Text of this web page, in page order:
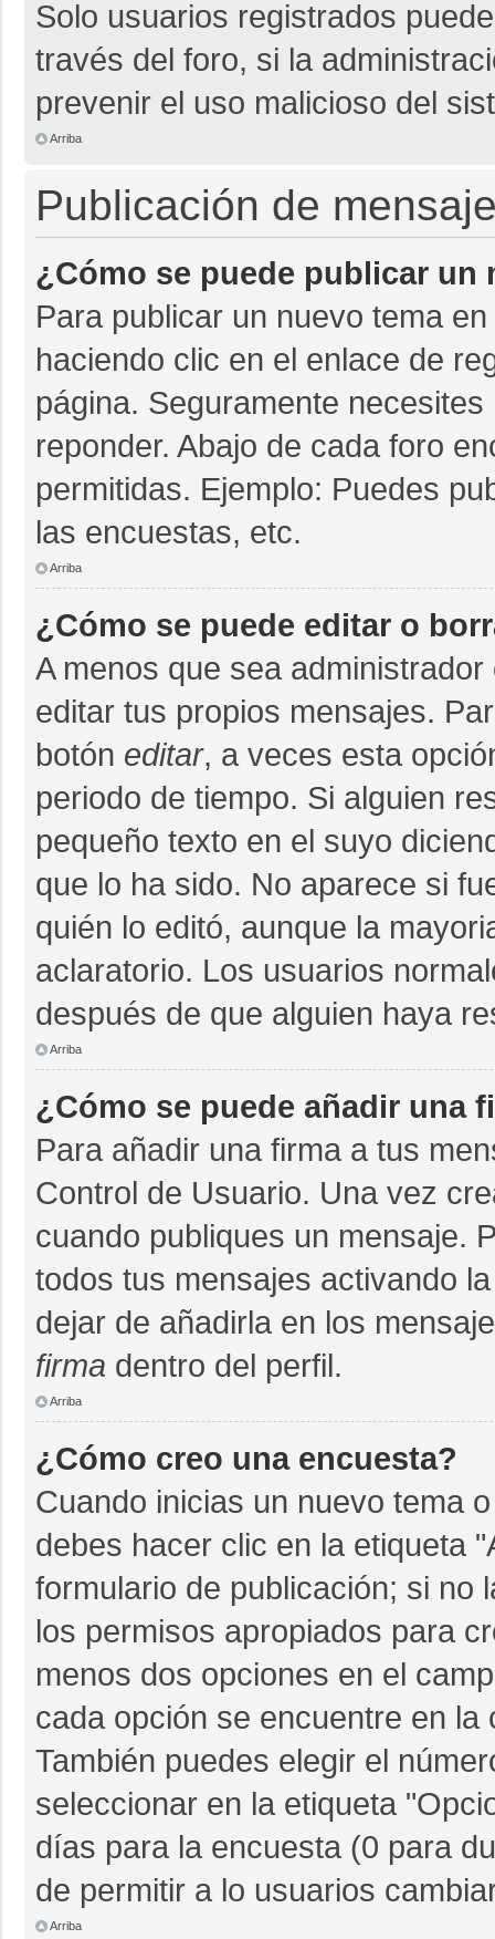
Solo usuarios registrados
través del foro, si la
prevenir el uso malicioso del
Arriba
Publicación de
¿Cómo se puede publicar un
Para publicar un nuevo tema
haciendo clic en el enlace de
página. Seguramente
reponder. Abajo de cada foro
permitidas. Ejemplo: Puedes
las encuestas, etc.
Arriba
¿Cómo se puede editar o
A menos que sea
editar tus propios mensajes.
botón editar, a veces esta
periodo de tiempo. Si alguien
pequeño texto en el suyo
que lo ha sido. No aparece si
quién lo editó, aunque la
aclaratorio. Los usuarios
después de que alguien haya
Arriba
¿Cómo se puede añadir una
Para añadir una firma a tus
Control de Usuario. Una vez
cuando publiques un mensaje.
todos tus mensajes activando
dejar de añadirla en los
firma dentro del perfil.
Arriba
¿Cómo creo una encuesta?
Cuando inicias un nuevo tema
debes hacer clic en la etiqueta
formulario de publicación; si no
los permisos apropiados para
menos dos opciones en el
cada opción se encuentre en
También puedes elegir el
seleccionar en la etiqueta
días para la encuesta (0 para
de permitir a lo usuarios
Arriba